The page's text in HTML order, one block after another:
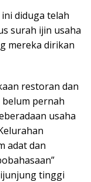
diduga telah
surah ijin usaha
mereka dirikan
restoran dan
pernah
usaha
adat dan
tinggi